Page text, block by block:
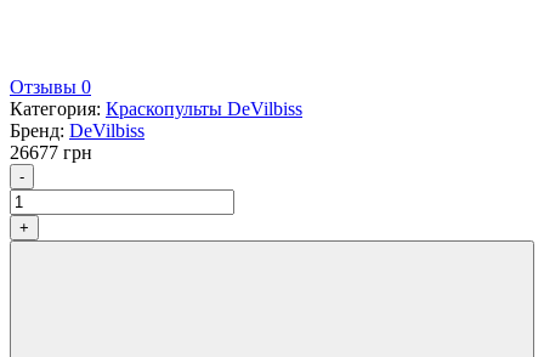
Отзывы 0
Категория: Краскопульты DeVilbiss
Бренд: DeVilbiss
26677 грн
- Количество
+